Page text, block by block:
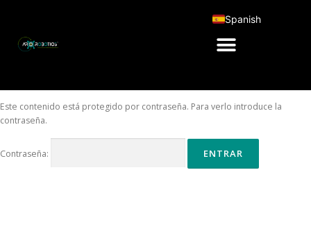
Este contenido está protegido por contraseña. Para verlo introduce la
contraseña.
Contraseña:
Spanish